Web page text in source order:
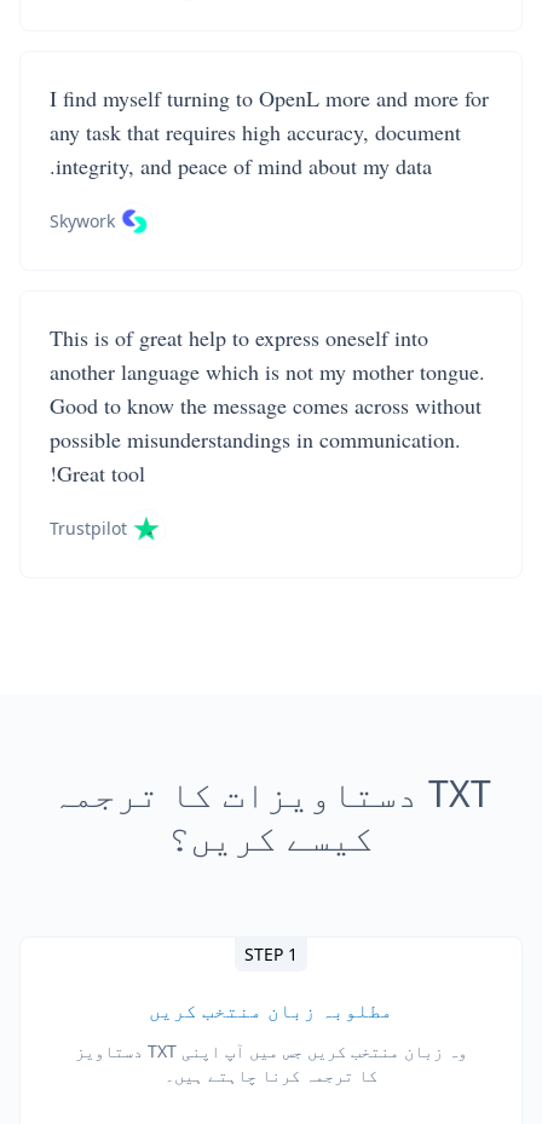
I find myself turning to OpenL more and more for
any task that requires high accuracy, document
integrity, and peace of mind about my data.
Skywork
This is of great help to express oneself into
another language which is not my mother tongue.
Good to know the message comes across without
possible misunderstandings in communication.
Great tool!
Trustpilot
TXT دستاویزات کا ترجمہ
کیسے کریں؟
STEP 1
مطلوبہ زبان منتخب کریں
وہ زبان منتخب کریں جس میں آپ اپنی TXT دستاویز
کا ترجمہ کرنا چاہتے ہیں۔